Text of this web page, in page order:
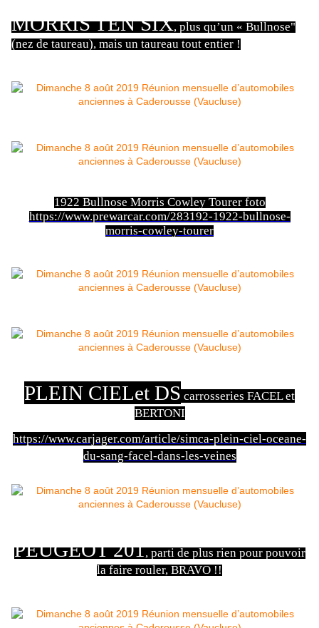
MORRIS TEN SIX, plus qu’un « Bullnose"
(nez de taureau), mais un taureau tout entier !
1922 Bullnose Morris Cowley Tourer foto
https://www.prewarcar.com/283192-1922-bullnose-
morris-cowley-tourer
PLEIN CIELet DS carrosseries FACEL et
BERTONI
https://www.carjager.com/article/simca-plein-ciel-oceane-
du-sang-facel-dans-les-veines
PEUGEOT 201, parti de plus rien pour pouvoir
la faire rouler, BRAVO !!